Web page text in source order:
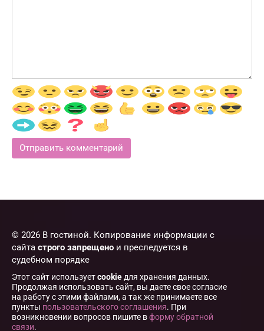
© 2026 В гостиной. Копирование информации с
сайта строго запрещено и преследуется в
судебном порядке
Этот сайт используетcookie для хранения данных.
Продолжая использовать сайт, вы даете свое согласие
на работу с этими файлами, а так же принимаете все
пункты пользовательского соглашения. При
возникновении вопросов пишите вформу обратной
связи.